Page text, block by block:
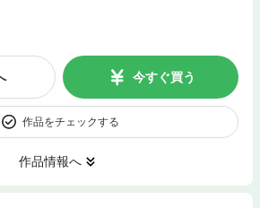
今すぐ買う
作品をチェックする
作品情報へ